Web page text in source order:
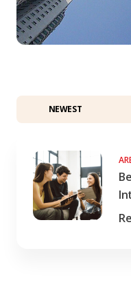
NEWEST